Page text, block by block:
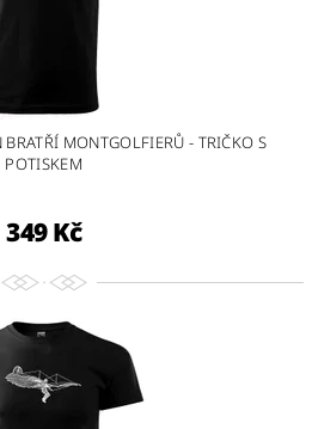
MONTGOLFIERŮ - TRIČKO S
POTISKEM
349 Kč